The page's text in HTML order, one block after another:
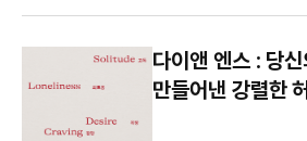
다이앤 엔스 : 당
만들어낸 강렬한